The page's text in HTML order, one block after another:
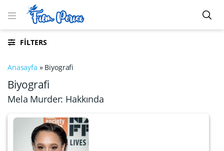
FILTERS
Anasayfa » Biyografi
Biyografi
Mela Murder: Hakkında